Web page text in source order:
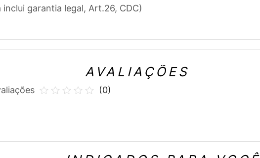
inclui garantia legal, Art.26, CDC)
AVALIAÇÕES
(0)